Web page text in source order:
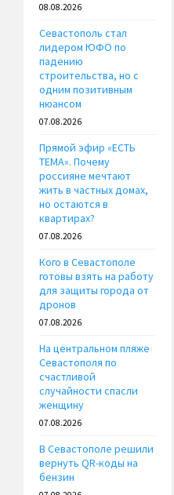
08.08.2026
Севастополь стал
лидером ЮФО по
падению
строительства, но с
одним позитивным
нюансом
07.08.2026
Прямой эфир «ЕСТЬ
ТЕМА». Почему
россияне мечтают
жить в частных домах,
но остаются в
квартирах?
07.08.2026
Кого в Севастополе
готовы взять на работу
для защиты города от
дронов
07.08.2026
На центральном пляже
Севастополя по
счастливой
случайности спасли
женщину
07.08.2026
В Севастополе решили
вернуть QR-коды на
бензин